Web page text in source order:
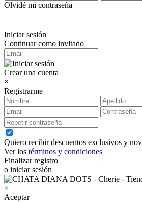
Olvidé mi contraseña
Iniciar sesión
Continuar como invitado
Crear una cuenta
×
Registrarme
Quiero recibir descuentos exclusivos y
Ver los términos y condiciones
Finalizar registro
o iniciar sesión
×
Aceptar